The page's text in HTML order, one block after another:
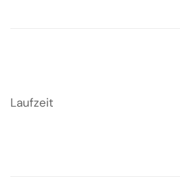
Laufzeit